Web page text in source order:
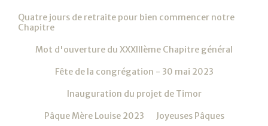
Quatre jours de retraite pour bien commencer notre
Chapitre
Mot d'ouverture du XXXIIIème Chapitre général
Fête de la congrégation - 30 mai 2023
Inauguration du projet de Timor
Pâque Mère Louise 2023 Joyeuses Pâques